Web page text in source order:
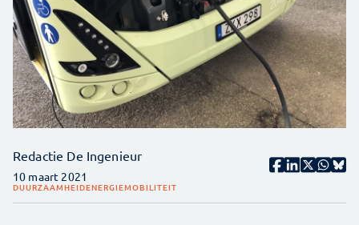
Redactie De Ingenieur
10 maart 2021
DUURZAAMHEIDENERGIEMOBILITEIT